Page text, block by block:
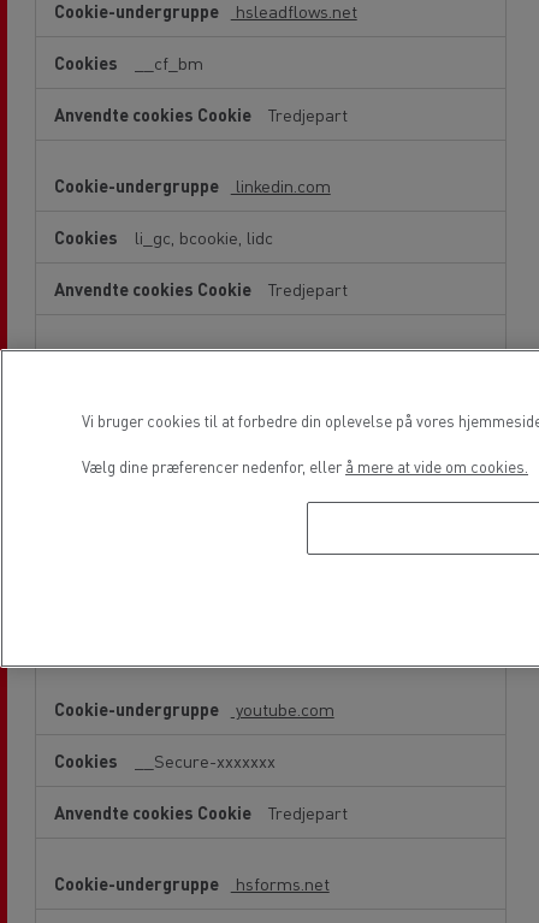
hsleadflows.net
__cf_bm
Tredjepart
linkedin.com
li_gc, bcookie, lidc
Tredjepart
_cfuvid, __cf_bm
Tredjepart
youtube.com
__Secure-xxxxxxx
Tredjepart
hsforms.net
Vi bruger cookies til at forbedre din oplevelse på vores
Vælg dine præferencer nedenfor, eller å mere at vide om cookies.